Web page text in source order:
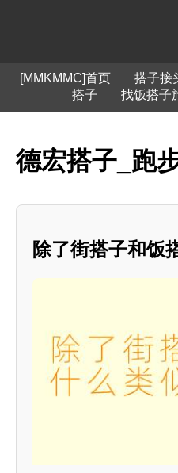
[MMKMMC]首页 搭子接
搭子
找饭搭子
德宏搭子_跑
除了街搭子和饭